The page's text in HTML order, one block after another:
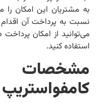
به مشتریان این امکان را
نسبت به پرداخت آن اقدام
می‌توانید از امکان پرداخت
استفاده کنید.
مشخصات
کامفواستریپ